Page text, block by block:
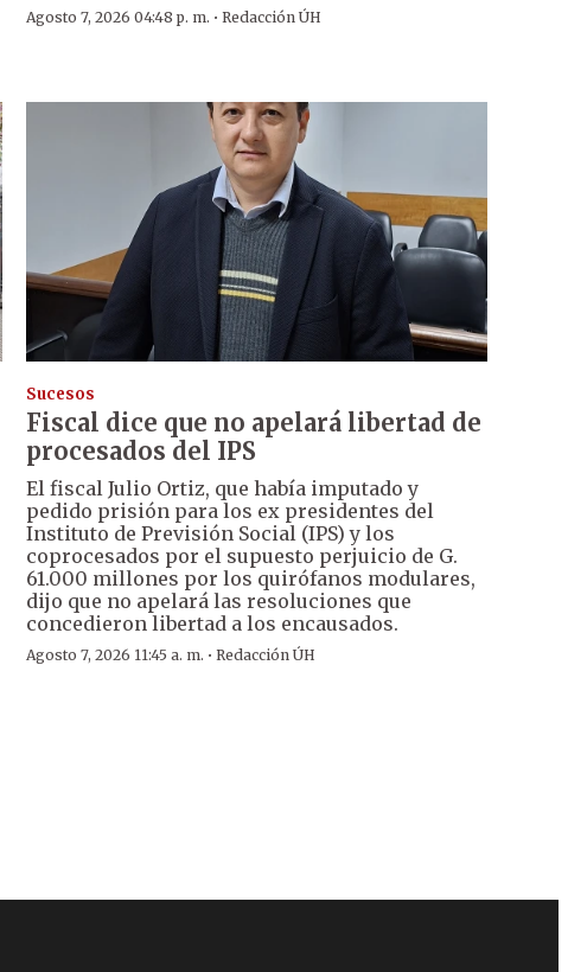
Agosto 7, 2026 04:48 p. m. · Redacción ÚH
Sucesos
Fiscal dice que no apelará libertad de
procesados del IPS
El fiscal Julio Ortiz, que había imputado y
pedido prisión para los ex presidentes del
Instituto de Previsión Social (IPS) y los
coprocesados por el supuesto perjuicio de G.
61.000 millones por los quirófanos modulares,
dijo que no apelará las resoluciones que
concedieron libertad a los encausados.
Agosto 7, 2026 11:45 a. m. · Redacción ÚH